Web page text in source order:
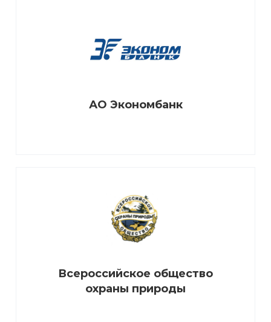
АО Экономбанк
Всероссийское общество
охраны природы